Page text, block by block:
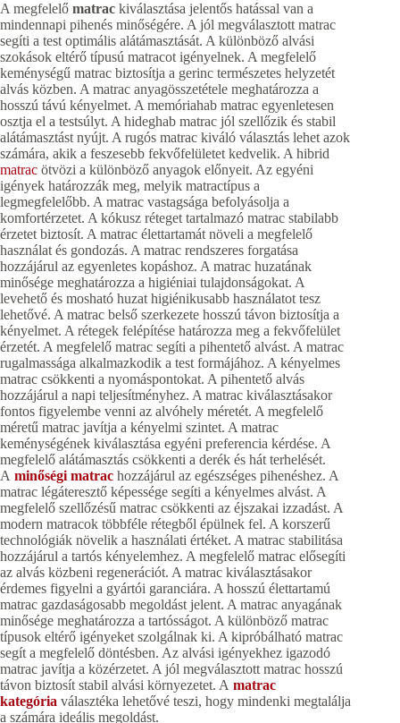
A megfelelő matrac kiválasztása jelentős hatással van a
mindennapi pihenés minőségére. A jól megválasztott matrac
segíti a test optimális alátámasztását. A különböző alvási
szokások eltérő típusú matracot igényelnek. A megfelelő
keménységű matrac biztosítja a gerinc természetes helyzetét
alvás közben. A matrac anyagösszetétele meghatározza a
hosszú távú kényelmet. A memóriahab matrac egyenletesen
osztja el a testsúlyt. A hideghab matrac jól szellőzik és stabil
alátámasztást nyújt. A rugós matrac kiváló választás lehet azok
számára, akik a feszesebb fekvőfelületet kedvelik. A hibrid
matrac ötvözi a különböző anyagok előnyeit. Az egyéni
igények határozzák meg, melyik matractípus a
legmegfelelőbb. A matrac vastagsága befolyásolja a
komfortérzetet. A kókusz réteget tartalmazó matrac stabilabb
érzetet biztosít. A matrac élettartamát növeli a megfelelő
használat és gondozás. A matrac rendszeres forgatása
hozzájárul az egyenletes kopáshoz. A matrac huzatának
minősége meghatározza a higiéniai tulajdonságokat. A
levehető és mosható huzat higiénikusabb használatot tesz
lehetővé. A matrac belső szerkezete hosszú távon biztosítja a
kényelmet. A rétegek felépítése határozza meg a fekvőfelület
érzetét. A megfelelő matrac segíti a pihentető alvást. A matrac
rugalmassága alkalmazkodik a test formájához. A kényelmes
matrac csökkenti a nyomáspontokat. A pihentető alvás
hozzájárul a napi teljesítményhez. A matrac kiválasztásakor
fontos figyelembe venni az alvóhely méretét. A megfelelő
méretű matrac javítja a kényelmi szintet. A matrac
keménységének kiválasztása egyéni preferencia kérdése. A
megfelelő alátámasztás csökkenti a derék és hát terhelését.
A minőségi matrac hozzájárul az egészséges pihenéshez. A
matrac légáteresztő képessége segíti a kényelmes alvást. A
megfelelő szellőzésű matrac csökkenti az éjszakai izzadást. A
modern matracok többféle rétegből épülnek fel. A korszerű
technológiák növelik a használati értéket. A matrac stabilitása
hozzájárul a tartós kényelemhez. A megfelelő matrac elősegíti
az alvás közbeni regenerációt. A matrac kiválasztásakor
érdemes figyelni a gyártói garanciára. A hosszú élettartamú
matrac gazdaságosabb megoldást jelent. A matrac anyagának
minősége meghatározza a tartósságot. A különböző matrac
típusok eltérő igényeket szolgálnak ki. A kipróbálható matrac
segít a megfelelő döntésben. Az alvási igényekhez igazodó
matrac javítja a közérzetet. A jól megválasztott matrac hosszú
távon biztosít stabil alvási környezetet. A matrac
kategória választéka lehetővé teszi, hogy mindenki megtalálja
a számára ideális megoldást.